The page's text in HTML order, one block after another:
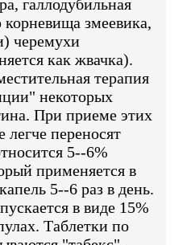
галлодубильная
корневища змеевика,
черемухи
как жвачка).
терапия
некоторых
При приеме этих
переносят
5--6%
применяется в
5--6 раз в день.
в виде 15%
Таблетки по